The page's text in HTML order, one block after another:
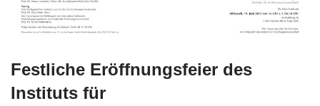
Festliche Eröffnungsfeier des
Instituts für